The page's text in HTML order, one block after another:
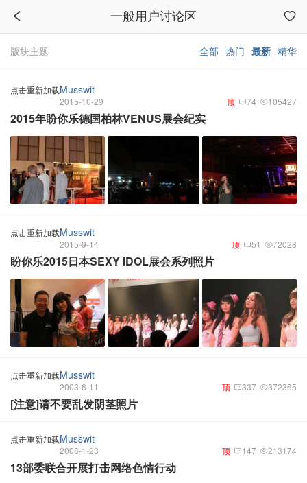
一般用户讨论区
版块主题 全部 热门 最新 精华
点击重新加载Musswit
2015-10-29 105427
74
顶
2015年盼你乐德国柏林VENUS展会纪实
点击重新加载Musswit
2015-9-14 72028
51
顶
盼你乐2015日本SEXY IDOL展会系列照片
点击重新加载Musswit
2003-6-11 372365
337
顶
[注意]请不要乱发阴茎照片
点击重新加载Musswit
2008-1-23 213174
147
顶
13部委联合开展打击网络色情行动